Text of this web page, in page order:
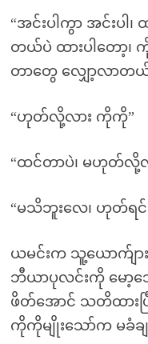
“အင်းပါကွာ အင်းပါ
တယ်ပဲ ထားပါတော့
တာတွေ လျှော့လာတယ်
“ဟုတ်လို့လား ကိုကို”
“ထင်တာပဲ၊ မဟုတ်လို့လ
“မသိဘူးလေ၊ ဟုတ်ရင်
ယမင်းက သူ့ယောက်ျား
ဘီယာပုလင်းကို မော့
ဖိတ်အောင် သတိထား
ကိုကိုမျိုးသော်က မခံခ